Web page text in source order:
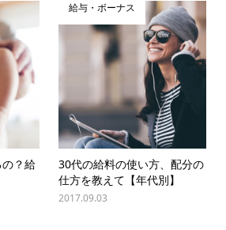
？給
給与・ボーナス
30代の給料の使い方、配分の
仕方を教えて【年代別】
2017.09.03